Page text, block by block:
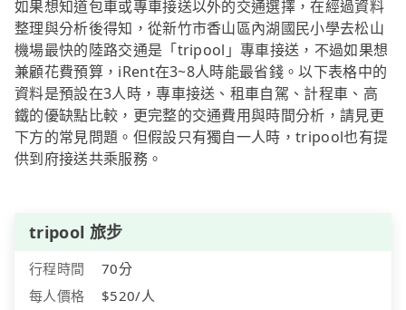
如果想知道包車或專車接送以外的交通選擇，在經過資料
整理與分析後得知，從新竹市香山區內湖國民小學去松山
機場最快的陸路交通是「tripool」專車接送，不過如果想
兼顧花費預算，iRent在3~8人時能最省錢。以下表格中的
資料是預設在3人時，專車接送、租車自駕、計程車、高
鐵的優缺點比較，更完整的交通費用與時間分析，請見更
下方的常見問題。但假設只有獨自一人時，tripool也有提
供到府接送共乘服務。
tripool 旅步
行程時間
70分
每人價格
$520/人